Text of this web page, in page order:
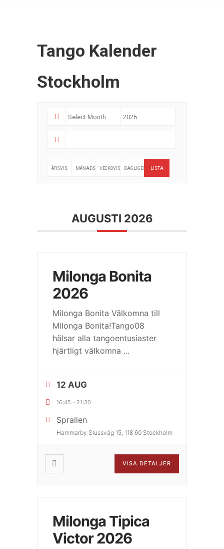
Tango Kalender
Stockholm
ÅRSVIS MÅNADSVISVECKOVIS DAGLIGEN LISTA
AUGUSTI 2026
Milonga Bonita
2026
Milonga Bonita Välkomna till
Milonga Bonita!Tango08
hälsar alla tangoentusiaster
hjärtligt välkomna ...
12 AUG
16:45 - 21:30
Sprallen
Hammarby Slussväg 15, 118 60 Stockholm
VISA DETALJER
Milonga Tipica
Victor 2026